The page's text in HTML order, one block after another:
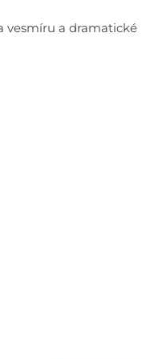
vesmíru a dramatické